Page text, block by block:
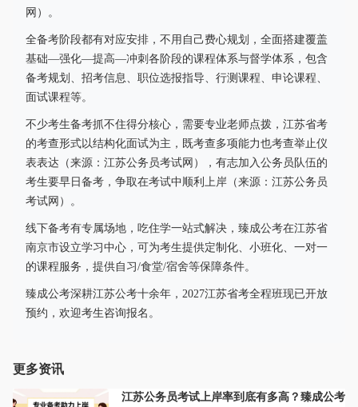
网）。
全备考阶段都有对应安排，不用自己费心规划，全面搭建覆盖
基础—强化—提高—冲刺各阶段的课程体系与督学体系，包含
备考规划、招考信息、职位选报指导、行测课程、申论课程、
面试课程等。
不少考生备考抓不住得分核心，需要专业老师点拨，江苏省考
的考查形式以结构化面试为主，既考查多项能力也考查举止仪
表表达（来源：江苏公务员考试网），有志加入公务员队伍的
考生要早日备考，争取在考试中顺利上岸（来源：江苏公务员
考试网）。
线下备考有专属场地，吃住学一站式解决，臻成公考在江苏省
南京市设立学习中心，可为考生提供定制化、小班化、一对一
的课程服务，提供自习/食堂/宿舍等保障条件。
臻成公考深耕江苏公考十余年，2027江苏省考全程班现已开放
预约，欢迎考生咨询报名。
更多资讯
江苏公务员考试上岸率到底有多高？臻成公考